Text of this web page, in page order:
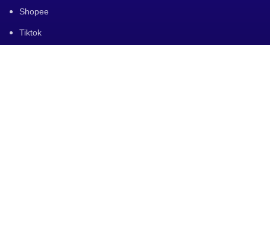
Shopee
Tiktok